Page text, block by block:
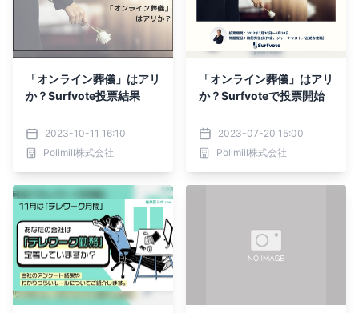
「オンライン葬儀」はアリ
か？Surfvote投票結果
2023-10-11 16:10
Polimill株式会社
「オンライン葬儀」はアリ
か？Surfvoteで投票開始
2023-07-20 15:00
Polimill株式会社